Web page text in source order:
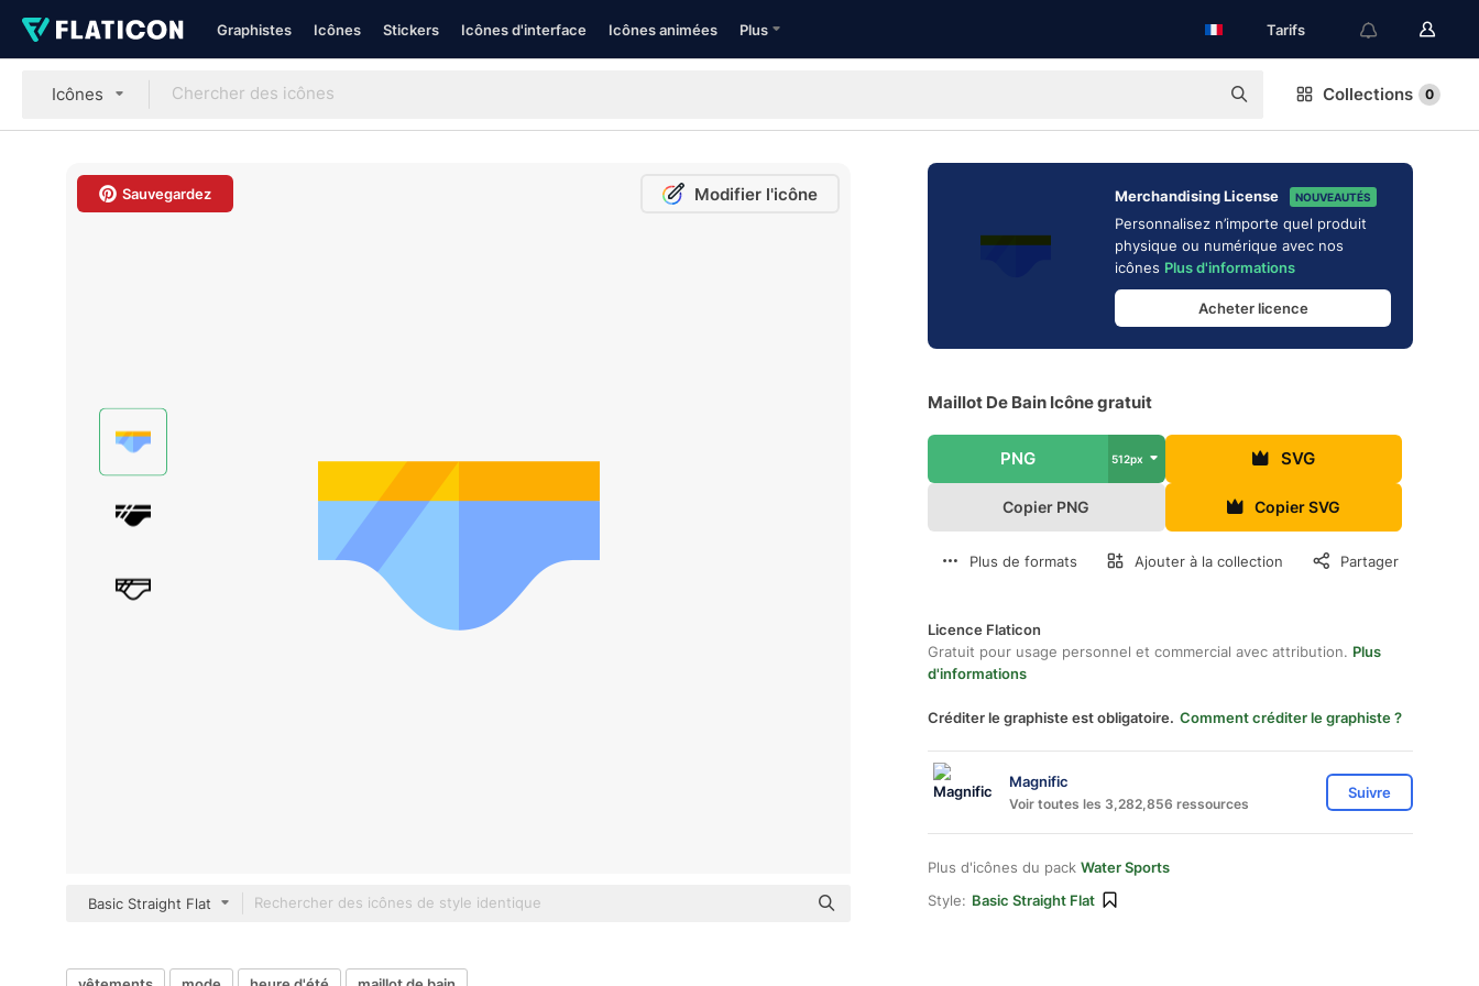
Graphistes Icônes Stickers Icônes d'interface Icônes animées Plus Tarifs
Icônes Collections 0
Sauvegardez Modifier l'icône
Basic Straight Flat
Merchandising License NOUVEAUTÉS
Personnalisez n’importe quel produit
physique ou numérique avec nos
icônes Plus d'informations
Acheter licence
Maillot De Bain Icône gratuit
PNG 512px SVG
Copier PNG Copier SVG
Plus de formats Ajouter à la collection Partager
Licence Flaticon
Gratuit pour usage personnel et commercial avec attribution. Plus
d'informations
Créditer le graphiste est obligatoire. Comment créditer le graphiste ?
Magnific
Voir toutes les 3,282,856 ressources
Suivre
Plus d'icônes du pack Water Sports
Style: Basic Straight Flat